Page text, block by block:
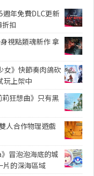
週年免費DLC更新
扣
視點類魂新作 拿
女》快節奏肉鴿砍
玩上架中
莉狂想曲》只有黑
人合作物理遊戲
冒泡泡海底的城
片的深海區域